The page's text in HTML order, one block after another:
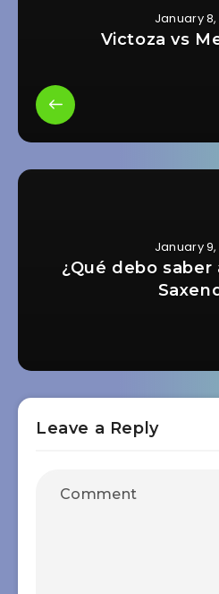
January 8,
Victoza vs
January 9,
¿Qué debo
Leave a Reply